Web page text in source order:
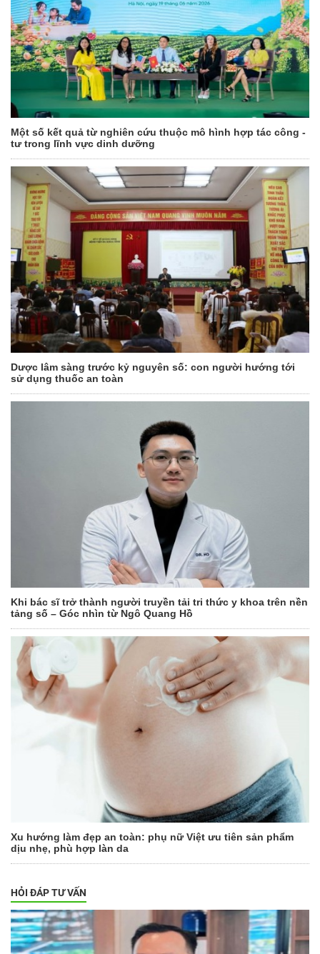
Một số kết quả từ nghiên cứu thuộc mô hình hợp tác công -
tư trong lĩnh vực dinh dưỡng
Dược lâm sàng trước kỷ nguyên số: con người hướng tới
sử dụng thuốc an toàn
Khi bác sĩ trở thành người truyền tải tri thức y khoa trên nền
tảng số – Góc nhìn từ Ngô Quang Hồ
Xu hướng làm đẹp an toàn: phụ nữ Việt ưu tiên sản phẩm
dịu nhẹ, phù hợp làn da
HỎI ĐÁP TƯ VẤN